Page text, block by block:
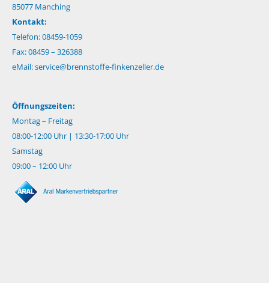
85077 Manching
Kontakt:
Telefon: 08459-1059
Fax: 08459 – 326388
eMail:service@brennstoffe-finkenzeller.de
Öffnungszeiten:
Montag – Freitag
08:00-12:00 Uhr | 13:30-17:00 Uhr
Samstag
09:00 – 12:00 Uhr